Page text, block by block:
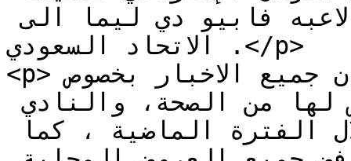
بخصوص الاخبار حول انتقال لاعبه فابيو دي ليما الى
الاتحاد السعودي .</p>
<p>وأكدت ادارة نادي الوصل ان جميع الاخبار بخصوص